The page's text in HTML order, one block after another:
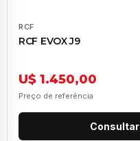
RCF
RCF EVOX J9
U$ 1.450,00
Preço de referência
Consultar